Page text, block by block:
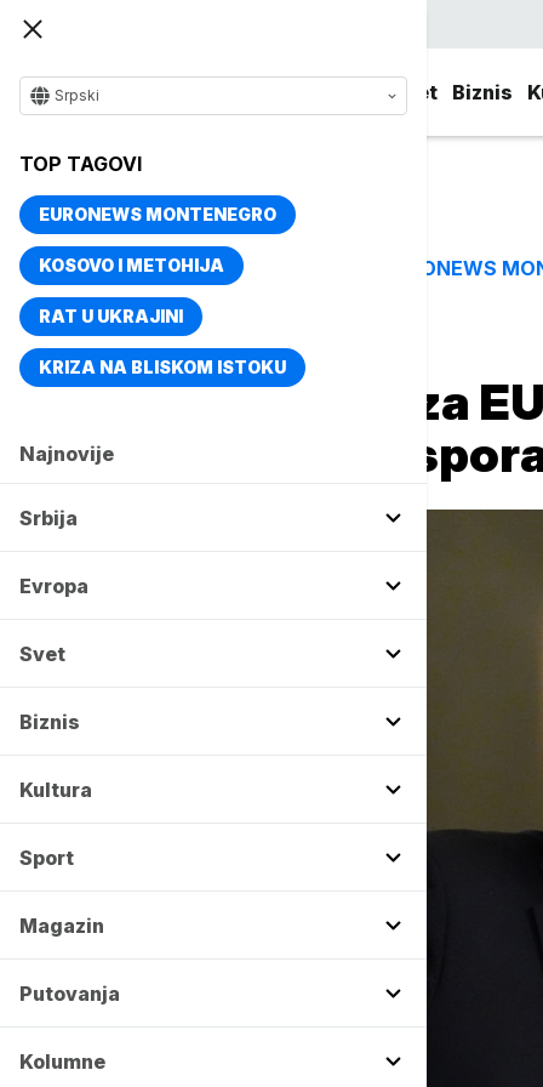
Svet Biznis
Srpski
TOP TAGOVI
EURONEWS MONTENEGRO
KOSOVO I METOHIJA
RAT U UKRAJINI
KRIZA NA BLISKOM ISTOKU
Najnovije
Srbija
Evropa
Svet
Biznis
Kultura
Sport
Magazin
Putovanja
Kolumne
TOP TAGOVI EURONEWS
Naslovna Svet
Tramp dao rok za
iz trgovinskog